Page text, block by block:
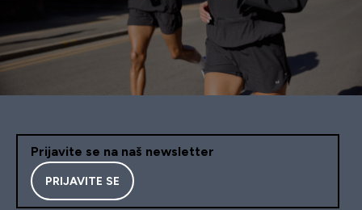
Prijavite se na naš newsletter
PRIJAVITE SE